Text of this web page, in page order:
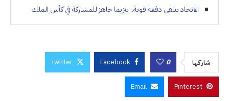
الاتحاد يتلقى دفعة قوية.. بنزيما جاهز للمشاركة في كأس الملك
شاركها 0
Facebook
Twitter
Pinterest
Email